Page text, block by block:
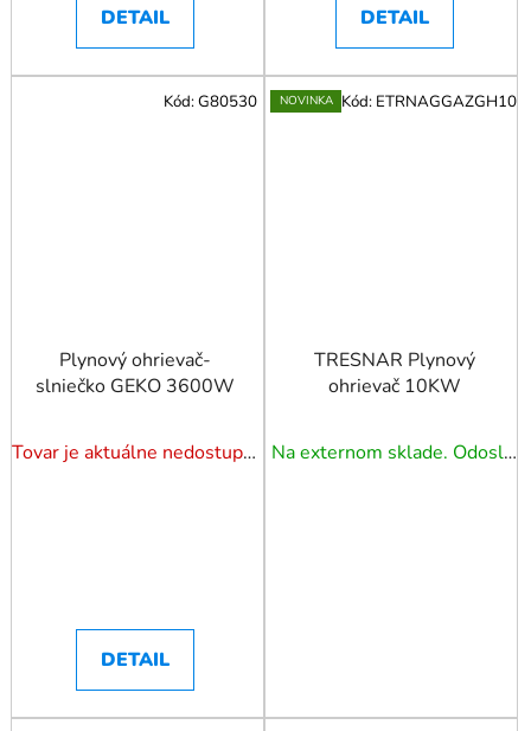
DETAIL DETAIL
Plynový ohrievač-
slniečko GEKO 3600W
Tovar je aktuálne nedostupný. Dotazuj dostupnosť.
DETAIL
Kód:G80530 NOVINKA
TRESNAR Plynový
ohrievač 10KW
Na externom sklade. Odoslanie 5 - 7 prac. dní.
Kód: ETRNAGGAZGH10